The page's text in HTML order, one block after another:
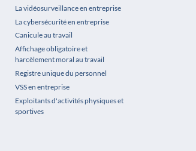
La vidéosurveillance en entreprise
La cybersécurité en entreprise
Canicule au travail
Affichage obligatoire et
harcèlement moral au travail
Registre unique du personnel
VSS en entreprise
Exploitants d'activités physiques et
sportives